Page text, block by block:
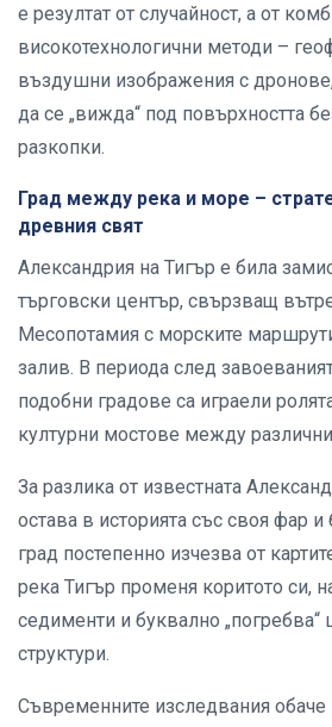
е резултат от случайност, а от
високотехнологични методи –
въздушни изображения с
да се „вижда“ под повърхността
разкопки.
Град между река и море –
древния свят
Александрия на Тигър е била
търговски център, свързващ
Месопотамия с морските
залив. В периода след
подобни градове са играели
културни мостове между
За разлика от известната
остава в историята със своя фар и
град постепенно изчезва от
река Тигър променя коритото си,
седименти и буквално „погребва“
структури.
Съвременните изследвания обаче